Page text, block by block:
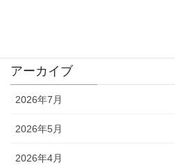
アーカイブ
2026年7月
2026年5月
2026年4月